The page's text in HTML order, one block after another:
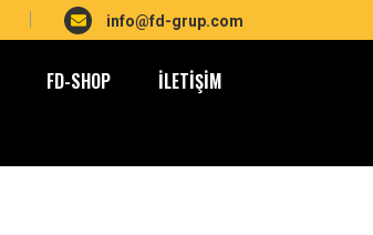
info@fd-grup.com
FD-SHOP İLETIŞIM